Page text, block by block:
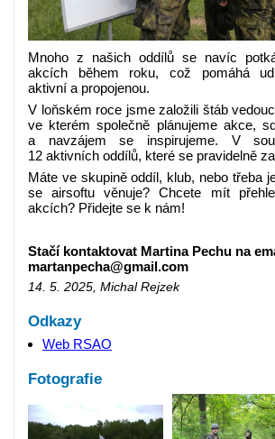
Mnoho z našich oddílů se navíc
akcích během roku, což pomáhá
aktivní a propojenou.
V loňském roce jsme založili štáb
ve kterém společně plánujeme akce,
a navzájem se inspirujeme. V
12 aktivních oddílů, které se pravidelně
Máte ve skupině oddíl, klub, nebo třeba
se airsoftu věnuje? Chcete mít
akcích? Přidejte se k nám!
Stačí kontaktovat Martina Pechu na
martanpecha@gmail.com
14. 5. 2025, Michal Rejzek
Odkazy
Web RSAO
Fotografie